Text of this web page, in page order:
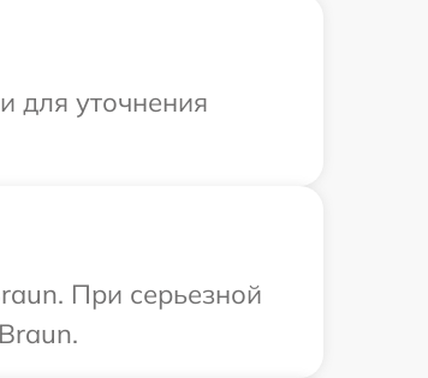
для уточнения
При серьезной